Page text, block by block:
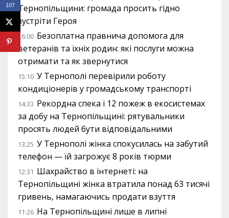
Тернопільщини: громада просить гідно
зустріти Героя
16:00 Безоплатна правнича допомога для
ветеранів та їхніх родин: які послуги можна
отримати та як звернутися
15:10 У Тернополі перевірили роботу
кондиціонерів у громадському транспорті
14:33 Рекордна спека і 12 пожеж в екосистемах
за добу на Тернопільщині: рятувальники
просять людей бути відповідальними
13:25 У Тернополі жінка спокусилась на забутий
телефон — їй загрожує 8 років тюрми
12:31 Шахрайство в інтернеті: на
Тернопільщині жінка втратила понад 63 тисячі
гривень, намагаючись продати взуття
11:26 На Тернопільщині лише в липні
107